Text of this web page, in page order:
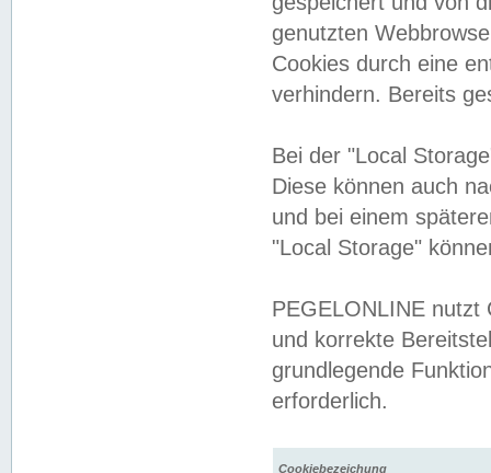
genutzten
Cookies durch eine
verhindern. Bereits
Bei der "Local
Diese können auch
und bei einem
"Local Storage"
PEGELONLINE nutzt
und korrekte
grundlegende
erforderlich.
Cookiebezeichung